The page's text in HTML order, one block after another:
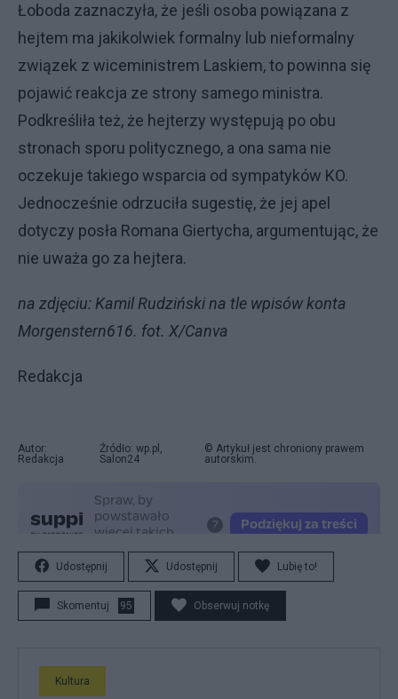
Łoboda zaznaczyła, że jeśli osoba powiązana z
hejtem ma jakikolwiek formalny lub nieformalny
związek z wiceministrem Laskiem, to powinna się
pojawić reakcja ze strony samego ministra.
Podkreśliła też, że hejterzy występują po obu
stronach sporu politycznego, a ona sama nie
oczekuje takiego wsparcia od sympatyków KO.
Jednocześnie odrzuciła sugestię, że jej apel
dotyczy posła Romana Giertycha, argumentując, że
nie uważa go za hejtera.
na zdjęciu: Kamil Rudziński na tle wpisów konta
Morgenstern616. fot. X/Canva
Redakcja
Autor:
Redakcja
Źródło: wp.pl,
Salon24
© Artykuł jest chroniony prawem
autorskim.
Udostępnij Udostępnij Lubię to!
Skomentuj 95 Obserwuj notkę
Kultura